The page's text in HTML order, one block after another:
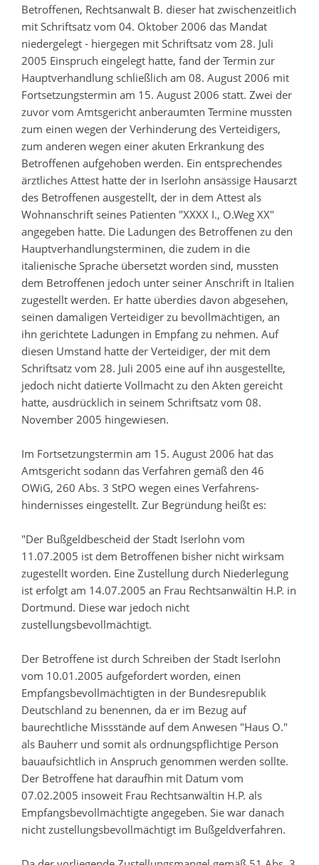
Betroffenen, Rechtsanwalt B. dieser hat zwischenzeitlich
mit Schriftsatz vom 04. Oktober 2006 das Mandat
niedergelegt - hiergegen mit Schriftsatz vom 28. Juli
2005 Einspruch eingelegt hatte, fand der Termin zur
Hauptverhandlung schließlich am 08. August 2006 mit
Fortsetzungstermin am 15. August 2006 statt. Zwei der
zuvor vom Amtsgericht anberaumten Termine mussten
zum einen wegen der Verhinderung des Verteidigers,
zum anderen wegen einer akuten Erkrankung des
Betroffenen aufgehoben werden. Ein entsprechendes
ärztliches Attest hatte der in Iserlohn ansässige Hausarzt
des Betroffenen ausgestellt, der in dem Attest als
Wohnanschrift seines Patienten "XXXX I., O.Weg XX"
angegeben hatte. Die Ladungen des Betroffenen zu den
Hauptverhandlungsterminen, die zudem in die
italienische Sprache übersetzt worden sind, mussten
dem Betroffenen jedoch unter seiner Anschrift in Italien
zugestellt werden. Er hatte überdies davon abgesehen,
seinen damaligen Verteidiger zu bevollmächtigen, an
ihn gerichtete Ladungen in Empfang zu nehmen. Auf
diesen Umstand hatte der Verteidiger, der mit dem
Schriftsatz vom 28. Juli 2005 eine auf ihn ausgestellte,
jedoch nicht datierte Vollmacht zu den Akten gereicht
hatte, ausdrücklich in seinem Schriftsatz vom 08.
November 2005 hingewiesen.
Im Fortsetzungstermin am 15. August 2006 hat das
Amtsgericht sodann das Verfahren gemäß den 46
OWiG, 260 Abs. 3 StPO wegen eines Verfahrens-
hindernisses eingestellt. Zur Begründung heißt es:
"Der Bußgeldbescheid der Stadt Iserlohn vom
11.07.2005 ist dem Betroffenen bisher nicht wirksam
zugestellt worden. Eine Zustellung durch Niederlegung
ist erfolgt am 14.07.2005 an Frau Rechtsanwältin H.P. in
Dortmund. Diese war jedoch nicht
zustellungsbevollmächtigt.
Der Betroffene ist durch Schreiben der Stadt Iserlohn
vom 10.01.2005 aufgefordert worden, einen
Empfangsbevollmächtigten in der Bundesrepublik
Deutschland zu benennen, da er im Bezug auf
baurechtliche Missstände auf dem Anwesen "Haus O."
als Bauherr und somit als ordnungspflichtige Person
bauaufsichtlich in Anspruch genommen werden sollte.
Der Betroffene hat daraufhin mit Datum vom
07.02.2005 insoweit Frau Rechtsanwältin H.P. als
Empfangsbevollmächtigte angegeben. Sie war danach
nicht zustellungsbevollmächtigt im Bußgeldverfahren.